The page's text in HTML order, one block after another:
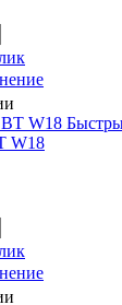
W18